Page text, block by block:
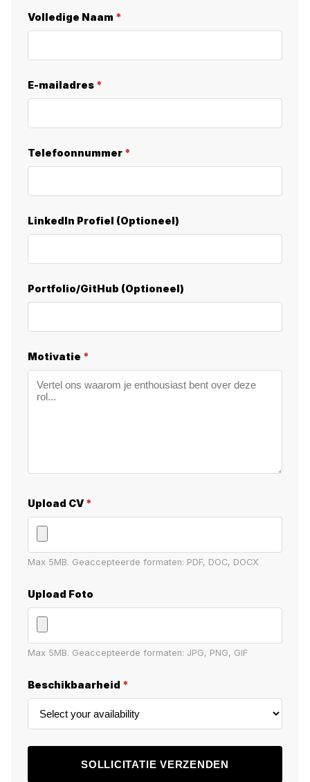
Volledige Naam *
E-mailadres *
Telefoonnummer *
LinkedIn Profiel (Optioneel)
Portfolio/GitHub (Optioneel)
Motivatie *
Upload CV *
Max 5MB. Geaccepteerde formaten: PDF, DOC, DOCX
Upload Foto
Max 5MB. Geaccepteerde formaten: JPG, PNG, GIF
Beschikbaarheid *
SOLLICITATIE VERZENDEN